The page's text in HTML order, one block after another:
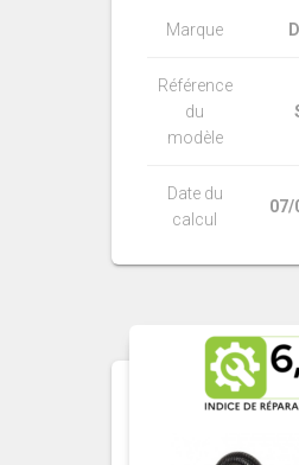
Marque
Référence
du
modèle
Date du
calcul
07/